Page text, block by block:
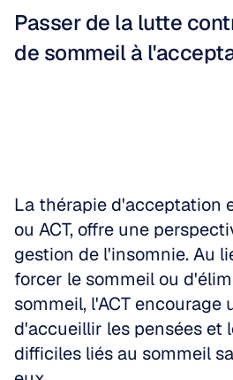
Passer de la lutte
de sommeil à
La thérapie d'acceptation
ou ACT, offre une
gestion de l'insomnie. Au
forcer le sommeil ou
sommeil, l'ACT encourage
d'accueillir les pensées et
difficiles liés au sommeil